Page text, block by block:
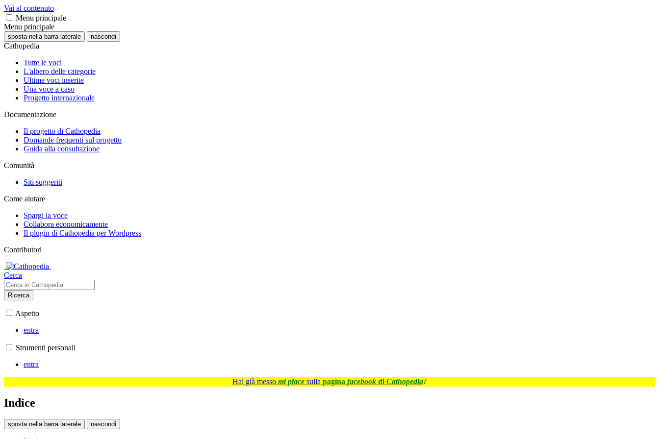
Vai al contenuto
Menu principale
Menu principale
sposta nella barra laterale nascondi
Cathopedia
Tutte le voci
L'albero delle categorie
Ultime voci inserite
Una voce a caso
Progetto internazionale
Documentazione
Il progetto di Cathopedia
Domande frequenti sul progetto
Guida alla consultazione
Comunità
Siti suggeriti
Come aiutare
Spargi la voce
Collabora economicamente
Il plugin di Cathopedia per Wordpress
Contributori
Cerca
Ricerca
Aspetto
entra
Strumenti personali
entra
Hai già messo mi piace sulla pagina facebook di Cathopedia?
Indice
sposta nella barra laterale nascondi